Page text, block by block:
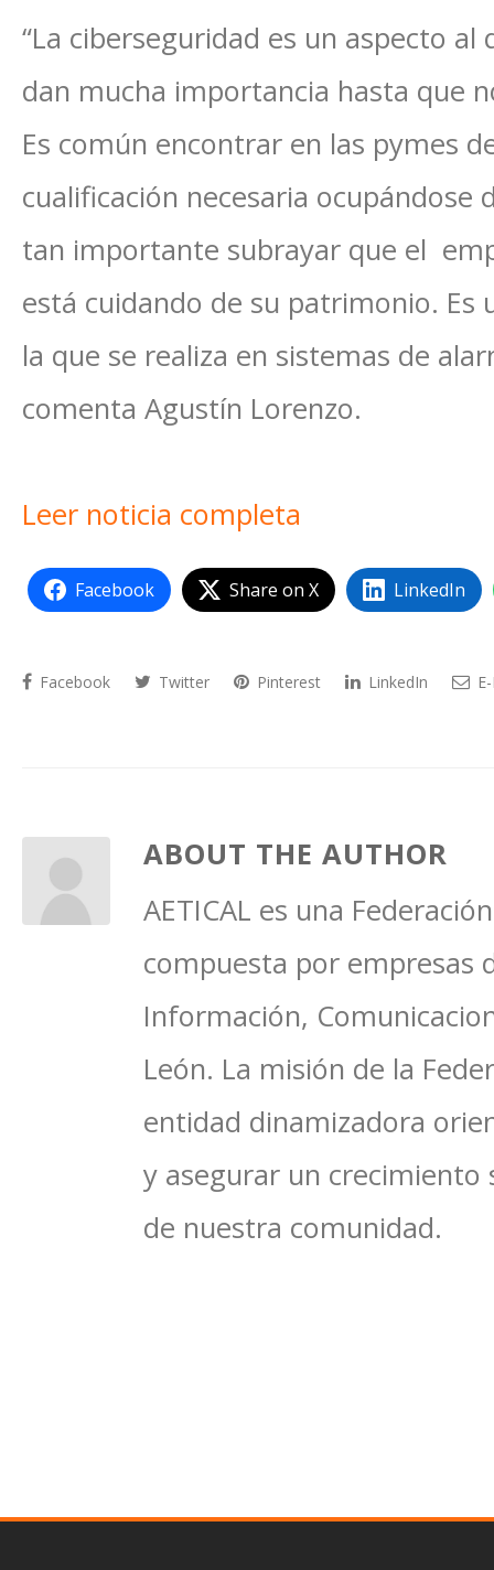
“La ciberseguridad es un aspecto
dan mucha importancia hasta que
Es común encontrar en las pymes
cualificación necesaria ocupándose
tan importante subrayar que el
está cuidando de su patrimonio. Es
la que se realiza en sistemas de
comenta Agustín Lorenzo.
Leer noticia completa
Facebook Share on X LinkedIn
Facebook Twitter Pinterest LinkedIn
ABOUT THE AUTHOR
AETICAL es una
compuesta por empresas
Información,
León. La misión de la
entidad dinamizadora
y asegurar un crecimiento
de nuestra comunidad.